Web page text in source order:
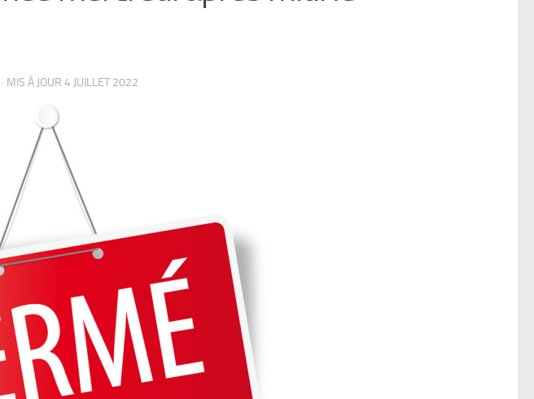
· MIS À JOUR 4 JUILLET 2022